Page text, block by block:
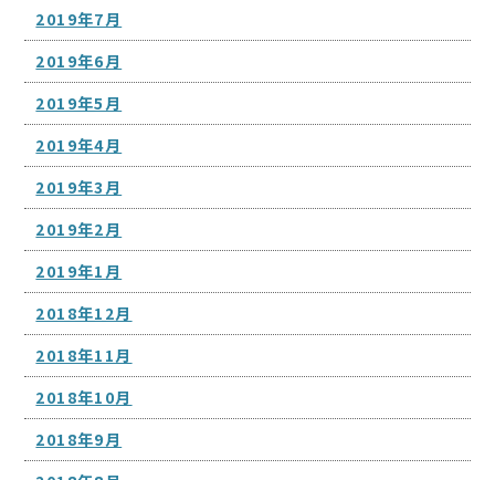
2019年7月
2019年6月
2019年5月
2019年4月
2019年3月
2019年2月
2019年1月
2018年12月
2018年11月
2018年10月
2018年9月